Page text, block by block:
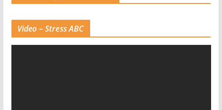
Video – Stress ABC